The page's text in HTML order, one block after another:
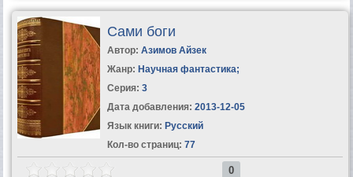
Сами боги
Автор: Азимов Айзек
Жанр: Научная фантастика;
Серия: 3
Дата добавления: 2013-12-05
Язык книги: Русский
Кол-во страниц: 77
0